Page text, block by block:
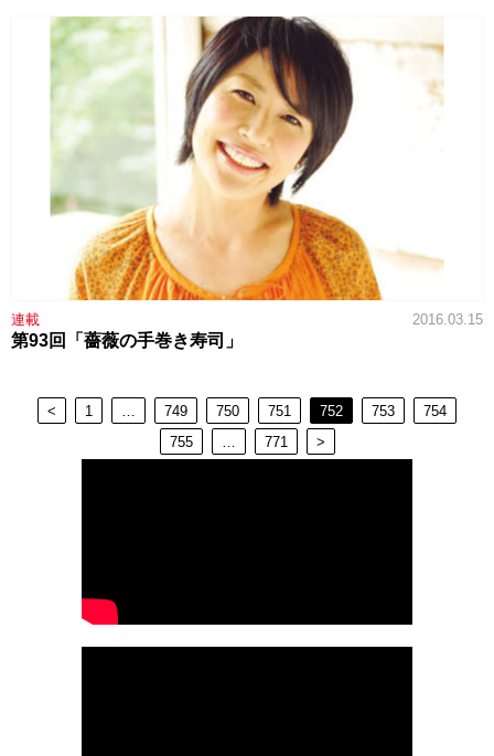
連載 2016.03.15
第93回「薔薇の手巻き寿司」
< 1 749 750 751 752 753
754
755
771 >